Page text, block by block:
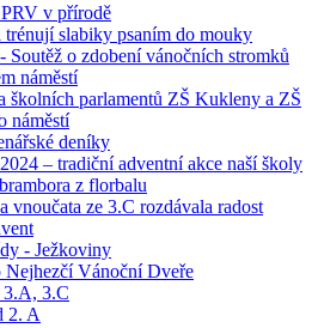
v přírodě
trénují slabiky psaním do mouky
Soutěž o zdobení vánočních stromků
náměstí
školních parlamentů ZŠ Kukleny a ZŠ
náměstí
deníky
– tradiční adventní akce naší školy
z florbalu
vnoučata ze 3.C rozdávala radost
- Ježkoviny
Nejhezčí Vánoční Dveře
3.C
2. A